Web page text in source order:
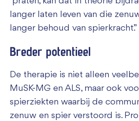
langer laten leven van die
langer behoud van spierkracht.”
Breder potentieel
De therapie is niet alleen
MuSK-MG en ALS, maar ook
spierziekten waarbij de
zenuw en spier verstoord is.